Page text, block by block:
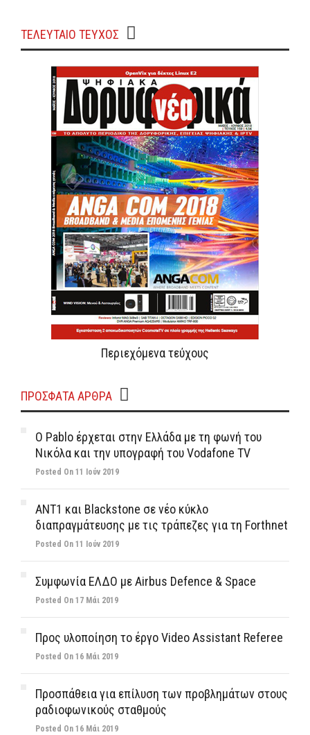
ΤΕΛΕΥΤΑΙΟ ΤΕΥΧΟΣ
Περιεχόμενα τεύχους
ΠΡΌΣΦΑΤΑ ΆΡΘΡΑ
Ο Pablo έρχεται στην Ελλάδα με τη φωνή του
Νικόλα και την υπογραφή του Vodafone TV
Posted On 11 Ιούν 2019
ΑΝΤ1 και Blackstone σε νέο κύκλο
διαπραγμάτευσης με τις τράπεζες για τη Forthnet
Posted On 11 Ιούν 2019
Συμφωνία ΕΛΔΟ με Airbus Defence & Space
Posted On 17 Μάι 2019
Προς υλοποίηση το έργο Video Assistant Referee
Posted On 16 Μάι 2019
Προσπάθεια για επίλυση των προβλημάτων στους
ραδιοφωνικούς σταθμούς
Posted On 16 Μάι 2019